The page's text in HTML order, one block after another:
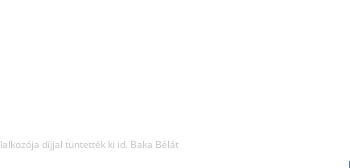
díjjal tüntették ki id. Baka Bélát